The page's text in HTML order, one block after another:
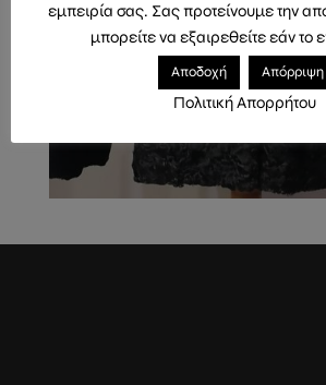
εμπειρία σας. Σας προτείνουμε την
μπορείτε να εξαιρεθείτε εάν το
Αποδοχή Απόρριψη
Πολιτική Απορρήτου